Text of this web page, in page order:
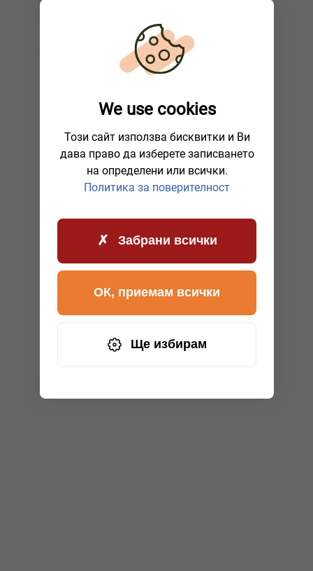
We use cookies
Този сайт използва бисквитки и Ви
дава право да изберете записването
на определени или всички.
Политика за поверителност
Забрани всички
Ще избирам
ОК, приемам всички